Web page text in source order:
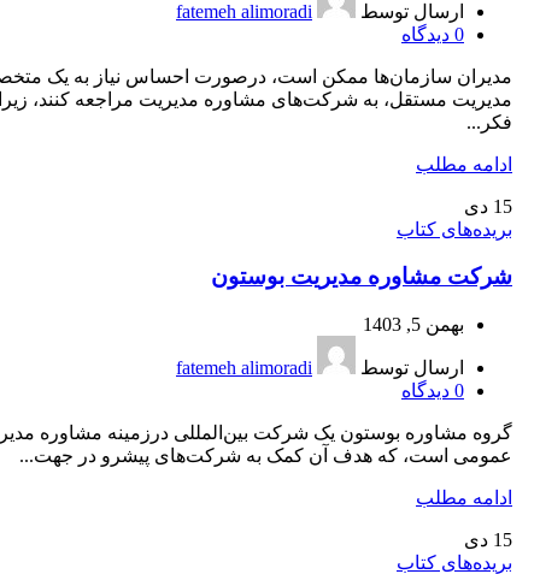
ارسال توسط
fatemeh alimoradi
0 دیدگاه
مدیران سازمان‌ها ممکن است، درصورت احساس نیاز به یک
مدیریت مستقل، به شرکت‌های مشاوره مدیریت مراجعه کنند،
فکر...
ادامه مطلب
15 دی
بریده‌های کتاب
شرکت مشاوره مدیریت بوستون
بهمن 5, 1403
ارسال توسط
fatemeh alimoradi
0 دیدگاه
گروه مشاوره بوستون یک شرکت بین‌المللی درزمینه مشاوره
عمومی است، که هدف آن کمک به شرکت‌های پیشرو در جهت...
ادامه مطلب
15 دی
بریده‌های کتاب